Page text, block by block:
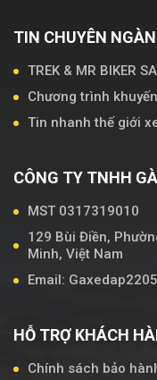
TIN CHUYÊN
TREK & MR BIKER
Chương trình
Tin nhanh thế giới
CÔNG TY TNHH
MST 0317319010
129 Bùi Điền,
Minh, Việt Nam
Email:
HỖ TRỢ KHÁCH
Chính sách bảo